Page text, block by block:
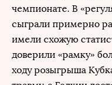
чемпионате. В
сыграли примерно
имели схожую
доверили «рамку»
ходу розыгрыша